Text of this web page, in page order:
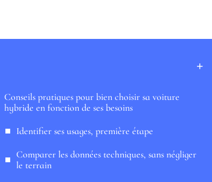
Conseils pratiques pour bien choisir sa voiture
hybride en fonction de ses besoins
Identifier ses usages, première étape
Comparer les données techniques, sans négliger
le terrain